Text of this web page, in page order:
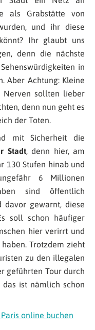
als Grabstätte von
und ihr diese
Ihr glaubt uns
denn die nächste
in
Aber Achtung: Kleine
Nerven sollten lieber
denn nun geht es
der Toten.
mit Sicherheit die
Stadt, denn hier, am
130 Stufen hinab und
6 Millionen
sind öffentlich
gewarnt, diese
soll schon häufiger
hier verirrt und
Trotzdem zieht
zu den illegalen
geführten Tour durch
ist nämlich schon
online buchen